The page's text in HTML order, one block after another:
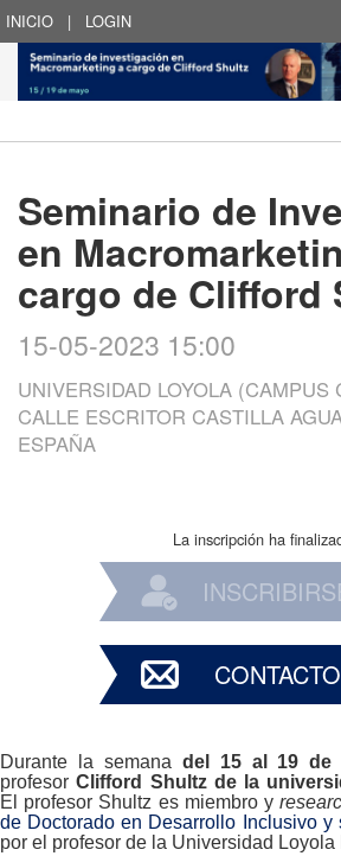
INICIO | LOGIN
Seminario de
en
cargo de Clifford
15-05-2023 15:00
UNIVERSIDAD LOYOLA (CAMPUS
CALLE ESCRITOR CASTILLA
ESPAÑA
La inscripción ha
CONTACTO
Durante la semana del 15 al 19 de
profesorClifford Shultz de la
El profesor Shultz es miembro y
de Doctorado en Desarrollo Inclusivo y
por el profesor de la Universidad Loyola